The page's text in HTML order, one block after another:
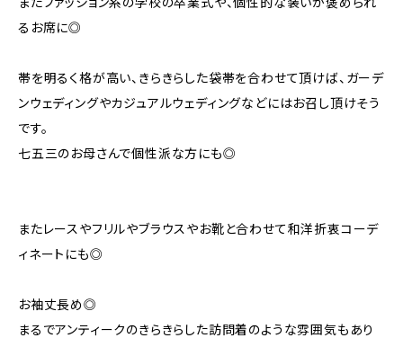
るお席に◎
帯を明るく格が高い、きらきらした袋帯を合わせて頂けば、ガーデ
ンウェディングやカジュアルウェディングなどにはお召し頂けそう
です。
七五三のお母さんで個性派な方にも◎
またレースやフリルやブラウスやお靴と合わせて和洋折衷コーデ
ィネートにも◎
お袖丈長め◎
まるでアンティークのきらきらした訪問着のような雰囲気もあり